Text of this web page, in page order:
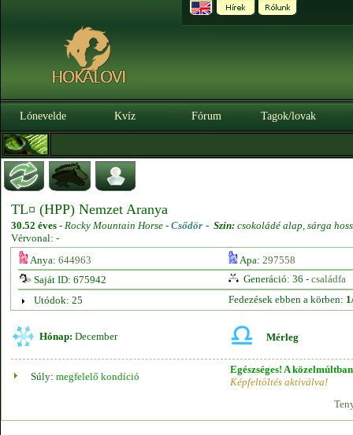
Lónevelde Kvíz Fórum Tagok/lovak
TL¤ (HPP) Nemzet Aranya
30.52 éves - Rocky Mountain Horse - Csődör - Szín: csokoládé alap, sárga
Vérvonal: -
Anya: 644963 Apa: 297558
Saját ID: 675942
Generáció: 36 - családfa
Utódok: 25
Fedezések ebben a körben:
Hónap: December Mérleg
Súly: megfelelő kondíció
Egészséges! A
Képfeltöltés aktiválva!